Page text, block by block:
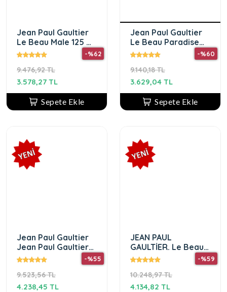
Jean Paul Gaultier
Le Beau Male 125 ml
Edt Erkek Parfümü
9.476,92 TL
-%62
3.578,27 TL
Sepete Ekle
Jean Paul Gaultier
Le Beau Paradise
Fall EDP 125 ml
9.140,18 TL
-%60
3.629,04 TL
Sepete Ekle
Jean Paul Gaultier
Jean Paul Gaultiere
La Belle Flower
Parfum, Women,
100 ml-
9.523,56 TL
-%55
4.238,45 TL
JEAN PAUL
GAULTİER. Le Beau
Flower Limited
Edition EDP 125 ml
edp erkek parfüm
10.248,97 TL
-%59
4.134,82 TL